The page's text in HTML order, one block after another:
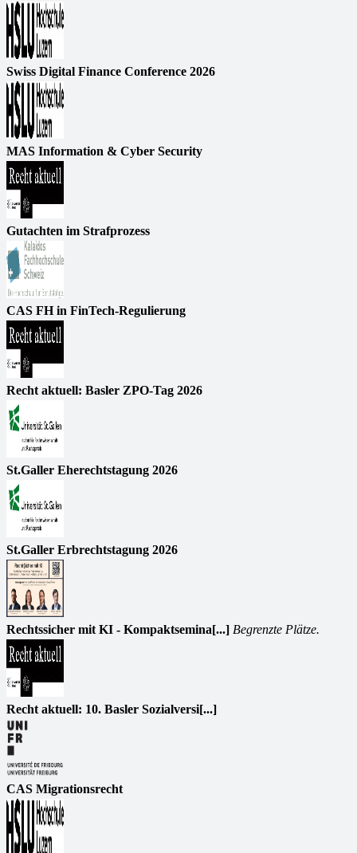
Swiss Digital Finance Conference 2026
MAS Information & Cyber Security
Gutachten im Strafprozess
CAS FH in FinTech-Regulierung
Recht aktuell: Basler ZPO-Tag 2026
St.Galler Eherechtstagung 2026
St.Galler Erbrechtstagung 2026
Rechtssicher mit KI - Kompaktsemina[...] Begrenzte Plätze.
Recht aktuell: 10. Basler Sozialversi[...]
CAS Migrationsrecht